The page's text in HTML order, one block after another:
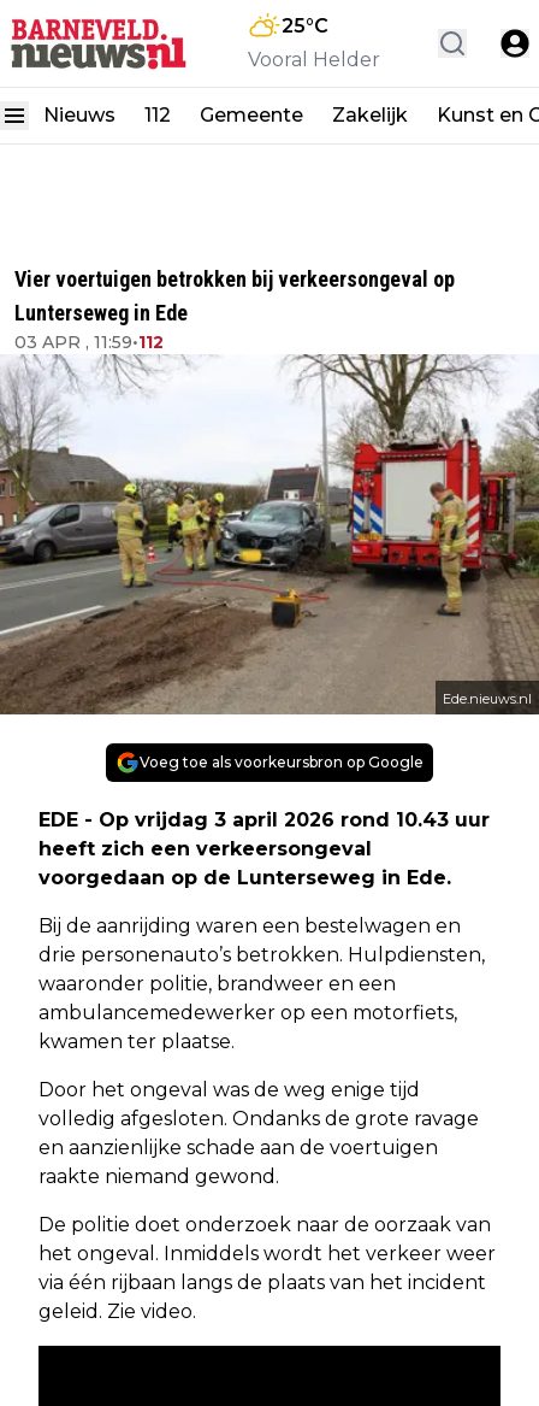
25°C
Vooral Helder
Nieuws 112 Gemeente Zakelijk Kunst en
Vier voertuigen betrokken bij verkeersongeval op
Lunterseweg in Ede
03 APR , 11:59•112
Ede.nieuws.nl
Voeg toe als voorkeursbron op Google
EDE - Op vrijdag 3 april 2026 rond 10.43 uur
heeft zich een verkeersongeval
voorgedaan op de Lunterseweg in Ede.
Bij de aanrijding waren een bestelwagen en
drie personenauto’s betrokken. Hulpdiensten,
waaronder politie, brandweer en een
ambulancemedewerker op een motorfiets,
kwamen ter plaatse.
Door het ongeval was de weg enige tijd
volledig afgesloten. Ondanks de grote ravage
en aanzienlijke schade aan de voertuigen
raakte niemand gewond.
De politie doet onderzoek naar de oorzaak van
het ongeval. Inmiddels wordt het verkeer weer
via één rijbaan langs de plaats van het incident
geleid. Zie video.